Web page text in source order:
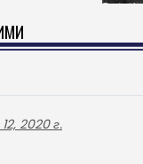
2020 г.